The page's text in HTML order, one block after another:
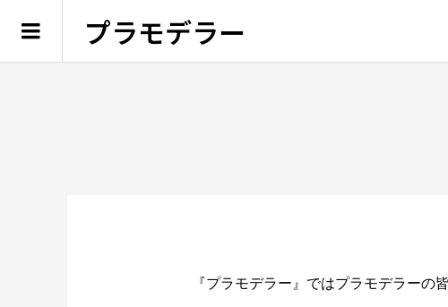
プラモデラー
『プラモデラー』ではプラモデラー